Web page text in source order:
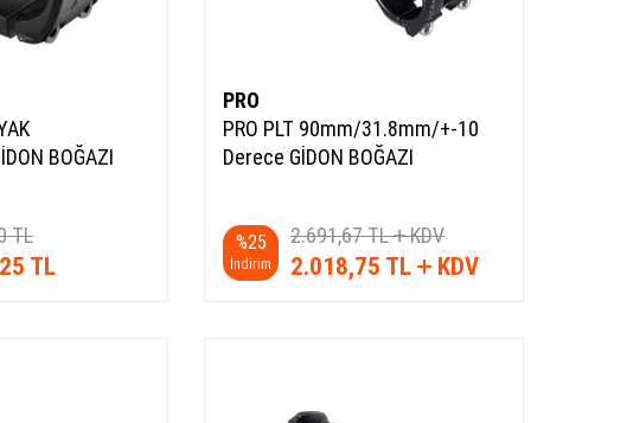
BOĞAZI
TL
TL
PRO
PRO PLT 90mm/31.8mm/+-10
Derece GİDON BOĞAZI
%25
İndirim
2.691,67TL KDV
2.018,75 TL KDV